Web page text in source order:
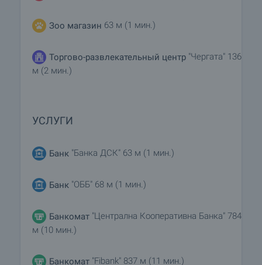
Зоо магазин 63 м (1 мин.)
Торгово-развлекательный центр "Чергата" 136
м (2 мин.)
УСЛУГИ
Банк "Банка ДСК" 63 м (1 мин.)
Банк "ОББ" 68 м (1 мин.)
Банкомат "Централна Кооперативна Банка" 784
м (10 мин.)
Банкомат "Fibank" 837 м (11 мин.)